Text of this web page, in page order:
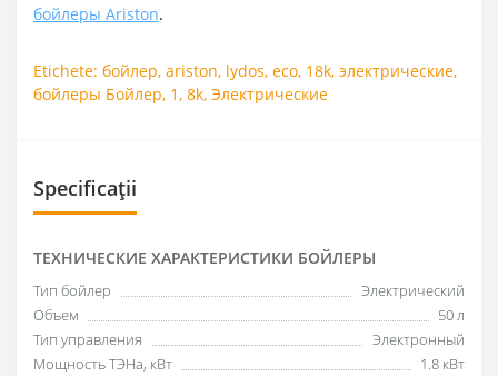
бойлеры Ariston.
Etichete: бойлер, ariston, lydos, eco, 18k, электрические,
бойлеры Бойлер, 1 , 8k, Электрические
Specificații
ТЕХНИЧЕСКИЕ ХАРАКТЕРИСТИКИ БОЙЛЕРЫ
Тип бойлер
Электрический
Объем
50 л
Тип управления
Электронный
Мощность ТЭНа, кВт
1.8 кВт